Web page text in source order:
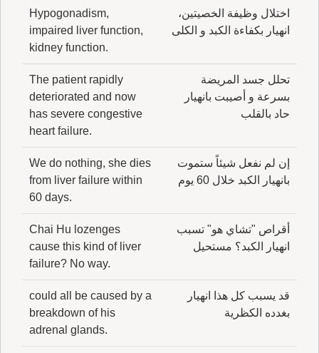
اختلال وظيفة الخصيتين،
انهيار بكفاءة الكبد و الكلى
Hypogonadism,
impaired liver function,
kidney function.
تحلل جسد المريضة
بسرعة و أصيبت بانهيار
حاد بالقلب
The patient rapidly
deteriorated and now
has severe congestive
heart failure.
إن لم نفعل شيئاً ستموت
بانهيار الكبد خلال 60 يوم
We do nothing, she dies
from liver failure within
60 days.
أقراص "تشاي هو" تسبب
انهيار الكبد؟ مستحيل
Chai Hu lozenges
cause this kind of liver
failure? No way.
قد يسبب كل هذا انهيار
بغدده الكظرية
could all be caused by a
breakdown of his
adrenal glands.